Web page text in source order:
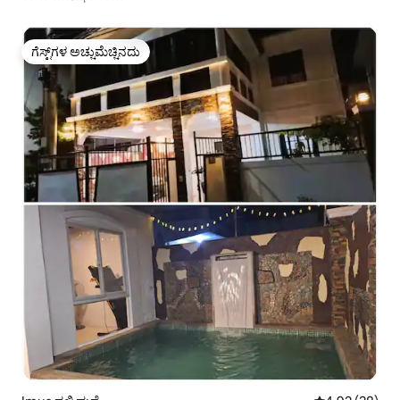
ಗೆಸ್ಟ್‌ಗಳ ಅಚ್ಚುಮೆಚ್ಚಿನದು
ಗೆಸ್ಟ್‌ಗಳ ಅಚ್ಚುಮೆಚ್ಚಿನದು